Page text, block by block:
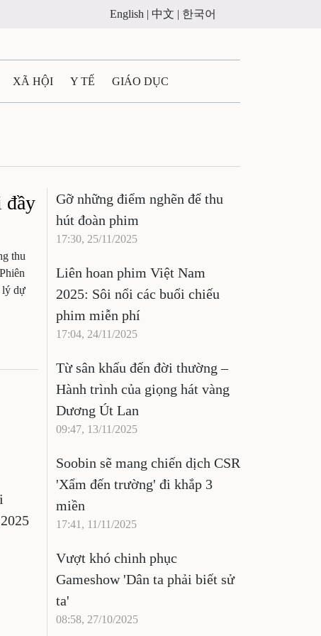
English | 中文 | 한국어
XÃ HỘI Y TẾ GIÁO DỤC
CÁO
đầy
thu
lý dự
Gỡ những điểm nghẽn để thu
hút đoàn phim
17:30, 25/11/2025
Liên hoan phim Việt Nam
2025: Sôi nổi các buổi chiếu
phim miễn phí
17:04, 24/11/2025
Từ sân khấu đến đời thường –
Hành trình của giọng hát vàng
Dương Út Lan
09:47, 13/11/2025
Soobin sẽ mang chiến dịch CSR
'Xẩm đến trường' đi khắp 3
miền
17:41, 11/11/2025
Vượt khó chinh phục
Gameshow 'Dân ta phải biết sử
ta'
08:58, 27/10/2025